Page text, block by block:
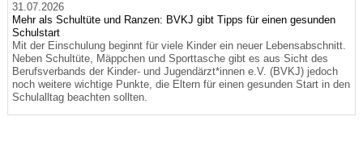
31.07.2026
Mehr als Schultüte und Ranzen: BVKJ gibt Tipps für einen gesunden
Schulstart
Mit der Einschulung beginnt für viele Kinder ein neuer Lebensabschnitt.
Neben Schultüte, Mäppchen und Sporttasche gibt es aus Sicht des
Berufsverbands der Kinder- und Jugendärzt*innen e.V. (BVKJ) jedoch
noch weitere wichtige Punkte, die Eltern für einen gesunden Start in den
Schulalltag beachten sollten.